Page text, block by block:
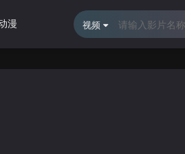
漫 排行榜
视频